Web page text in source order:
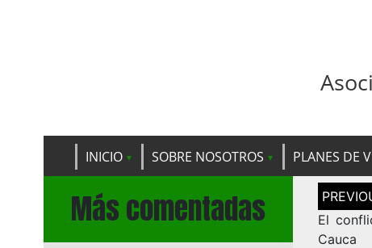
INICIO SOBRE NOSOTROS PLANES DE
Más comentadas
de
entradas
El
Cauca